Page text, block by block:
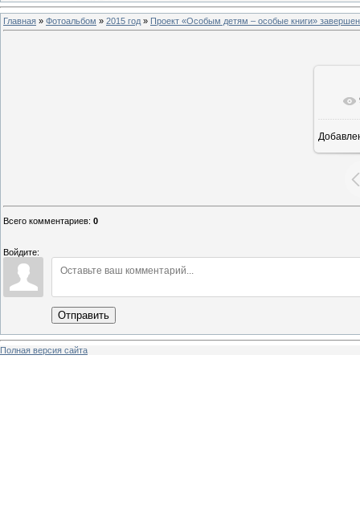
Главная » Фотоальбом » 2015 год » Проект «Особым детям – особые книги» завершен
Всего комментариев: 0
Войдите:
Отправить
Полная версия сайта